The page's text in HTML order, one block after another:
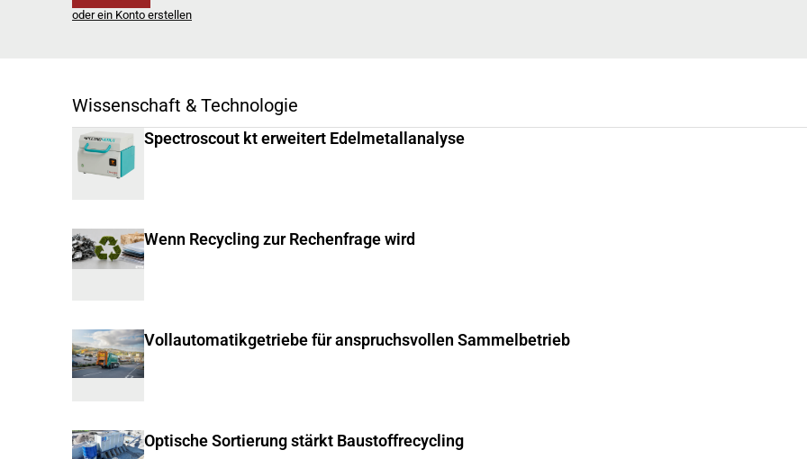
oder ein Konto erstellen
Wissenschaft & Technologie
Spectroscout kt erweitert Edelmetallanalyse
Wenn Recycling zur Rechenfrage wird
Vollautomatikgetriebe für anspruchsvollen Sammelbetrieb
Optische Sortierung stärkt Baustoffrecycling